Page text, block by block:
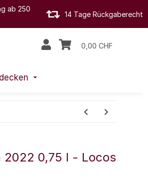
ab 250
14 Tage Rückgaberecht
0,00 CHF
2022 0,75 l - Locos